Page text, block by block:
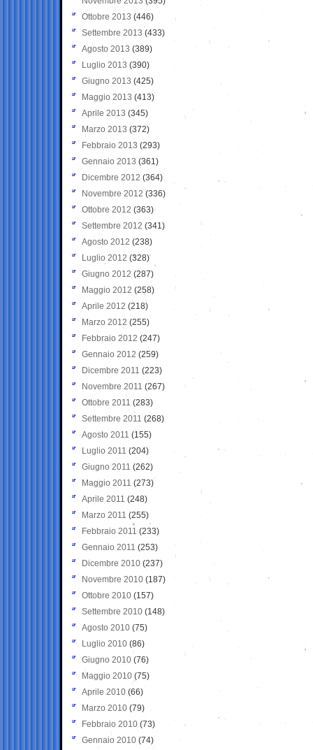
Ottobre 2013 (446)
Settembre 2013 (433)
Agosto 2013 (389)
Luglio 2013 (390)
Giugno 2013 (425)
Maggio 2013 (413)
Aprile 2013 (345)
Marzo 2013 (372)
Febbraio 2013 (293)
Gennaio 2013 (361)
Dicembre 2012 (364)
Novembre 2012 (336)
Ottobre 2012 (363)
Settembre 2012 (341)
Agosto 2012 (238)
Luglio 2012 (328)
Giugno 2012 (287)
Maggio 2012 (258)
Aprile 2012 (218)
Marzo 2012 (255)
Febbraio 2012 (247)
Gennaio 2012 (259)
Dicembre 2011 (223)
Novembre 2011 (267)
Ottobre 2011 (283)
Settembre 2011 (268)
Agosto 2011 (155)
Luglio 2011 (204)
Giugno 2011 (262)
Maggio 2011 (273)
Aprile 2011 (248)
Marzo 2011 (255)
Febbraio 2011 (233)
Gennaio 2011 (253)
Dicembre 2010 (237)
Novembre 2010 (187)
Ottobre 2010 (157)
Settembre 2010 (148)
Agosto 2010 (75)
Luglio 2010 (86)
Giugno 2010 (76)
Maggio 2010 (75)
Aprile 2010 (66)
Marzo 2010 (79)
Febbraio 2010 (73)
Gennaio 2010 (74)